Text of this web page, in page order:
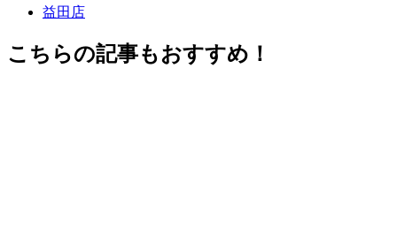
益田店
こちらの記事もおすすめ！